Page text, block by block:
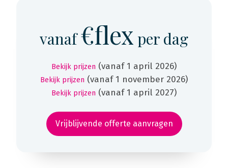
vanaf€flex per dag
Bekijk prijzen (vanaf 1 april 2026)
Bekijk prijzen (vanaf 1 november 2026)
Bekijk prijzen (vanaf 1 april 2027)
Vrijblijvende offerte aanvragen